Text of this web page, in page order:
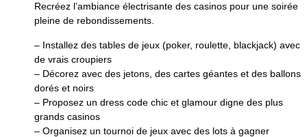
Recréez l’ambiance électrisante des casinos pour une soirée
pleine de rebondissements.
– Installez des tables de jeux (poker, roulette, blackjack) avec
de vrais croupiers
– Décorez avec des jetons, des cartes géantes et des ballons
dorés et noirs
– Proposez un dress code chic et glamour digne des plus
grands casinos
– Organisez un tournoi de jeux avec des lots à gagner